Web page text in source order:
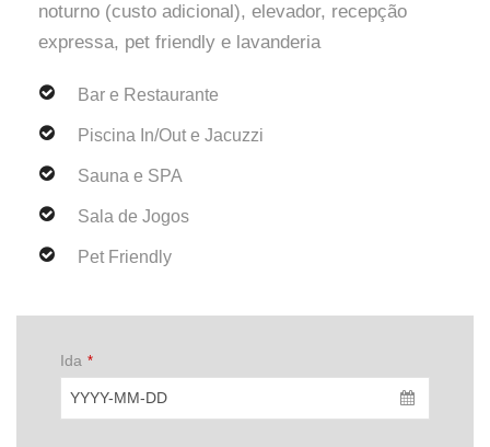
noturno (custo adicional), elevador, recepção
expressa, pet friendly e lavanderia
Bar e Restaurante
Piscina In/Out e Jacuzzi
Sauna e SPA
Sala de Jogos
Pet Friendly
Ida *